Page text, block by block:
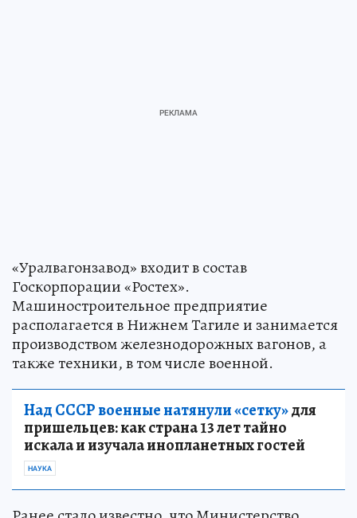
«Уралвагонзавод» входит в состав
Госкорпорации «Ростех».
Машиностроительное предприятие
располагается в Нижнем Тагиле и занимается
производством железнодорожных вагонов, а
также техники, в том числе военной.
Над СССР военные натянули «сетку»для
пришельцев: как страна 13 лет тайно
искала и изучала инопланетных гостей
НАУКА